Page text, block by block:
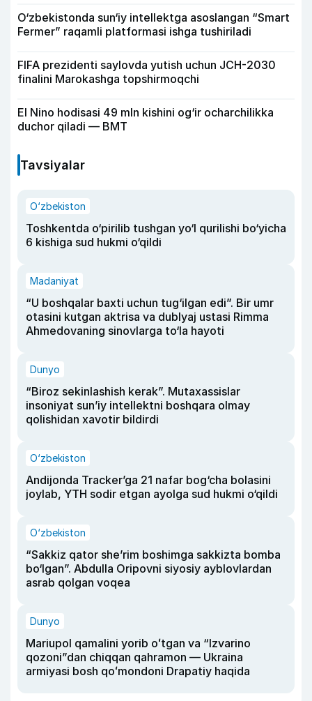
O‘zbekistonda sun‘iy intellektga asoslangan “Smart
Fermer” raqamli platformasi ishga tushiriladi
FIFA prezidenti saylovda yutish uchun JCH-2030
finalini Marokashga topshirmoqchi
El Nino hodisasi 49 mln kishini og‘ir ocharchilikka
duchor qiladi — BMT
Tavsiyalar
O‘zbekiston
Toshkentda o‘pirilib tushgan yo‘l qurilishi bo‘yicha
6 kishiga sud hukmi o‘qildi
Madaniyat
“U boshqalar baxti uchun tug‘ilgan edi”. Bir umr
otasini kutgan aktrisa va dublyaj ustasi Rimma
Ahmedovaning sinovlarga to‘la hayoti
Dunyo
“Biroz sekinlashish kerak”. Mutaxassislar
insoniyat sun’iy intellektni boshqara olmay
qolishidan xavotir bildirdi
O‘zbekiston
Andijonda Tracker’ga 21 nafar bog‘cha bolasini
joylab, YTH sodir etgan ayolga sud hukmi o‘qildi
O‘zbekiston
“Sakkiz qator she’rim boshimga sakkizta bomba
bo‘lgan”. Abdulla Oripovni siyosiy ayblovlardan
asrab qolgan voqea
Dunyo
Mariupol qamalini yorib oʻtgan va “Izvarino
qozoni”dan chiqqan qahramon — Ukraina
armiyasi bosh qoʻmondoni Drapatiy haqida